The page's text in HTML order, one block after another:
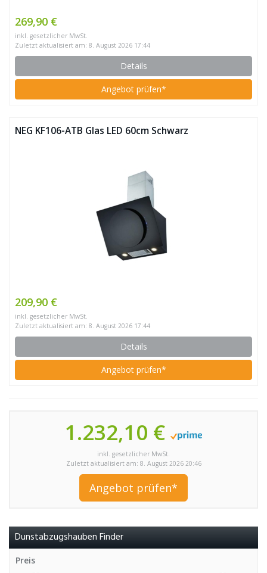
269,90 €
inkl. gesetzlicher MwSt.
Zuletzt aktualisiert am: 8. August 2026 17:44
Details
Angebot prüfen*
NEG KF106-ATB Glas LED 60cm Schwarz
209,90 €
inkl. gesetzlicher MwSt.
Zuletzt aktualisiert am: 8. August 2026 17:44
Details
Angebot prüfen*
1.232,10 €
inkl. gesetzlicher MwSt.
Zuletzt aktualisiert am: 8. August 2026 20:46
Angebot prüfen*
Dunstabzugshauben Finder
Preis